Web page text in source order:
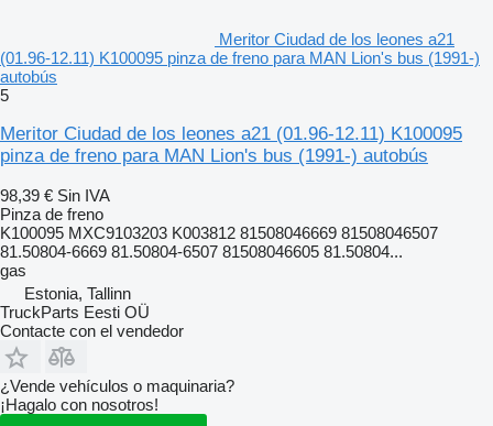
Meritor Ciudad de los leones a21
(01.96-12.11) K100095 pinza de freno para MAN Lion's bus (1991-)
autobús
5
Meritor Ciudad de los leones a21 (01.96-12.11) K100095
pinza de freno para MAN Lion's bus (1991-) autobús
98,39 € Sin IVA
Pinza de freno
K100095 MXC9103203 K003812 81508046669 81508046507
81.50804-6669 81.50804-6507 81508046605 81.50804...
gas
Estonia, Tallinn
TruckParts Eesti OÜ
Contacte con el vendedor
¿Vende vehículos o maquinaria?
¡Hagalo con nosotros!